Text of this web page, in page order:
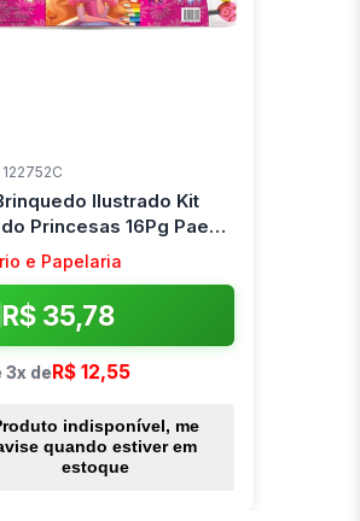
Ilustrado Kit
Princesas 16Pg Pae
e Papelaria
R$ 35,78
3x deR$ 12,55
indisponível, me
quando estiver em
estoque